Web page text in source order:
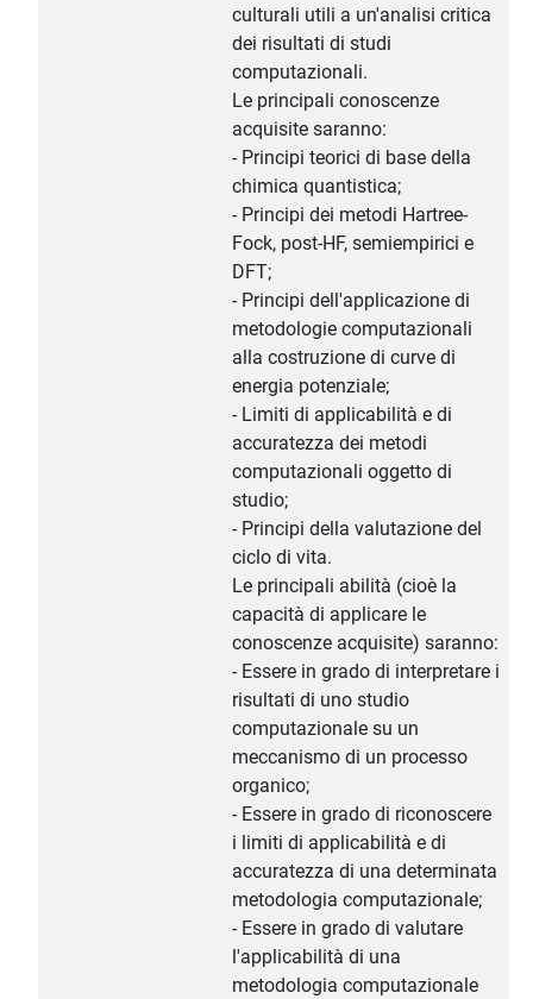
culturali utili a un'analisi critica
dei risultati di studi
computazionali.
Le principali conoscenze
acquisite saranno:
- Principi teorici di base della
chimica quantistica;
- Principi dei metodi Hartree-
Fock, post-HF, semiempirici e
DFT;
- Principi dell'applicazione di
metodologie computazionali
alla costruzione di curve di
energia potenziale;
- Limiti di applicabilità e di
accuratezza dei metodi
computazionali oggetto di
studio;
- Principi della valutazione del
ciclo di vita.
Le principali abilità (cioè la
capacità di applicare le
conoscenze acquisite) saranno:
- Essere in grado di interpretare i
risultati di uno studio
computazionale su un
meccanismo di un processo
organico;
- Essere in grado di riconoscere
i limiti di applicabilità e di
accuratezza di una determinata
metodologia computazionale;
- Essere in grado di valutare
l'applicabilità di una
metodologia computazionale